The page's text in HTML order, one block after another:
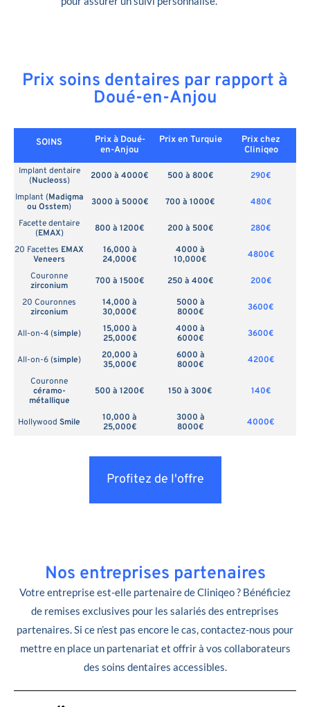
Prix soins dentaires par rapport à
Doué-en-Anjou
SOINS
Prix à Doué-
en-Anjou
Prix en Turquie
Prix chez
Cliniqeo
Implant dentaire
(Nucleoss) 2000 à 4000€ 500 à 800€
290€
Implant (Madigma
ou Osstem) 3000 à 5000€ 700 à 1000€
480€
Facette dentaire
(EMAX) 800 à 1200€ 200 à 500€
280€
20 Facettes EMAX
Veneers
16,000 à
24,000€
4000 à
10,000€
4800€
Couronne
zirconium
700 à 1500€ 250 à 400€
200€
20 Couronnes
zirconium
14,000 à
30,000€
5000 à
8000€
3600€
All-on-4 (simple)
15,000 à
25,000€
4000 à
6000€
3600€
All-on-6 (simple)
20,000 à
35,000€
6000 à
8000€
4200€
Couronne
céramo-
métallique
500 à 1200€ 150 à 300€ 140€
Hollywood Smile
10,000 à
25,000€
3000 à
8000€
4000€
Profitez de l'offre
Nos entreprises partenaires
Votre entreprise est-elle partenaire de Cliniqeo ? Bénéficiez
de remises exclusives pour les salariés des entreprises
partenaires. Si ce n’est pas encore le cas, contactez-nous pour
mettre en place un partenariat et offrir à vos collaborateurs
des soins dentaires accessibles.